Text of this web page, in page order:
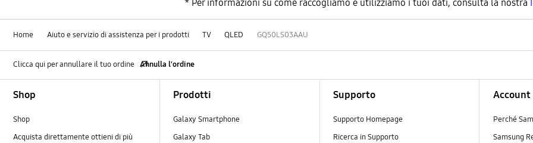
* Per informazioni su come raccogliamo e utilizziamo i tuoi dati, consulta la nostra
Home Aiuto e servizio di assistenza per i prodotti TV QLED GQ50LS03AAU
Clicca qui per annullare il tuo ordine Annulla l'ordine
Shop
Shop
Acquista direttamente ottieni di più
Prodotti
Galaxy Smartphone
Galaxy Tab
Supporto
Supporto Homepage
Ricerca in Supporto
Account
Perché
Samsung